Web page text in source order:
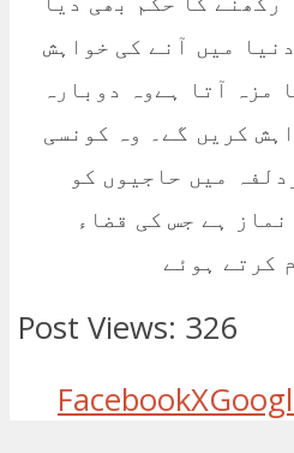
میں آنے کی خواہش
مزہ آتا ہےوہ دوبارہ
کریں گے۔ وہ کونسی
میں حاجیوں کو
ہے جس کی قضاء
کرتے ہوئے
Post Views: 326
FacebookX